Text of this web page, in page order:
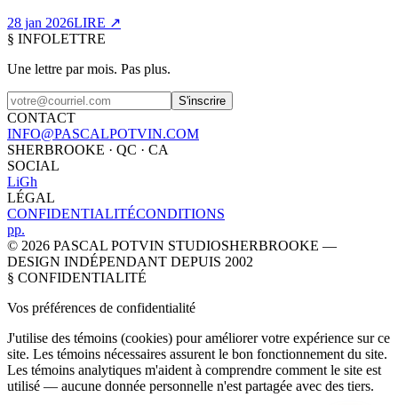
28 jan 2026LIRE ↗
§ INFOLETTRE
Une lettre par mois. Pas plus.
S'inscrire
CONTACT
INFO@PASCALPOTVIN.COM
SHERBROOKE · QC · CA
SOCIAL
LiGh
LÉGAL
CONFIDENTIALITÉCONDITIONS
pp.
© 2026 PASCAL POTVIN STUDIOSHERBROOKE —
DESIGN INDÉPENDANT DEPUIS 2002
§ CONFIDENTIALITÉ
Vos préférences de confidentialité
J'utilise des témoins (cookies) pour améliorer votre expérience sur ce
site. Les témoins nécessaires assurent le bon fonctionnement du site.
Les témoins analytiques m'aident à comprendre comment le site est
utilisé — aucune donnée personnelle n'est partagée avec des tiers.